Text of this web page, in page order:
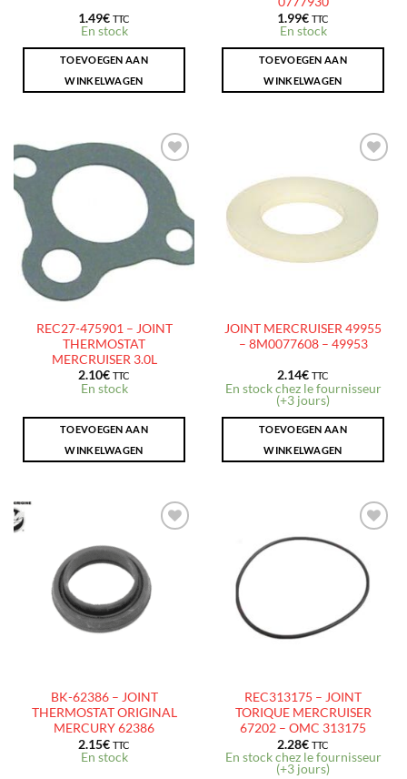
1.49€ TTC
En stock
TOEVOEGEN AAN
WINKELWAGEN
1.99€ TTC
En stock
TOEVOEGEN AAN
WINKELWAGEN
AJOUTER
À LA
LISTE
D’ENVIES
REC27-475901 – JOINT
THERMOSTAT
MERCRUISER 3.0L
2.10€ TTC
En stock
TOEVOEGEN AAN
WINKELWAGEN
AJOUTER
À LA
D’ENVIES
JOINT MERCRUISER 49955
– 8M0077608 – 49953
2.14€ TTC
En stock chez le fournisseur
(+3 jours)
TOEVOEGEN AAN
WINKELWAGEN
À LA
LISTE
D’ENVIES
BK-62386 – JOINT
THERMOSTAT ORIGINAL
MERCURY 62386
2.15€ TTC
En stock
AJOUTER
À LA
D’ENVIES
REC313175 – JOINT
TORIQUE MERCRUISER
67202 – OMC 313175
2.28€ TTC
En stock chez le fournisseur
(+3 jours)